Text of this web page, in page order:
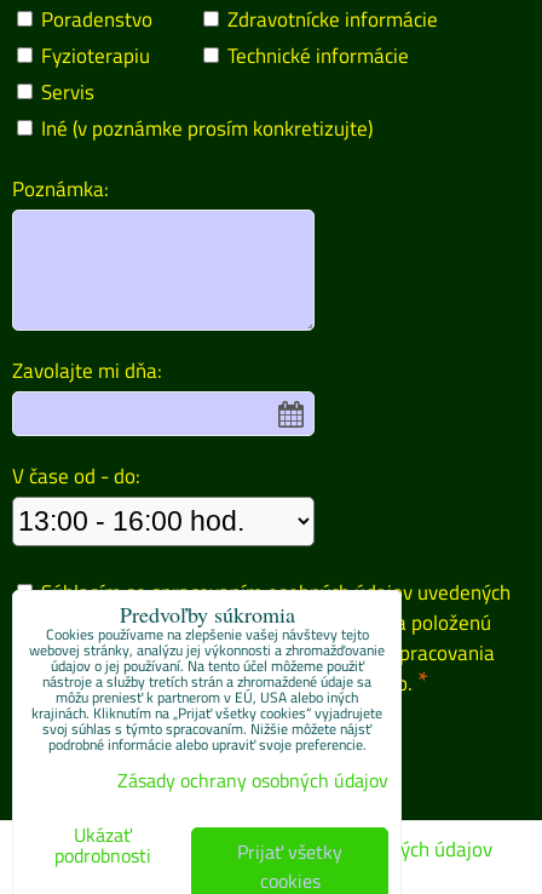
Poradenstvo
Zdravotnícke informácie
Fyzioterapiu
Technické informácie
Servis
Iné (v poznámke prosím konkretizujte)
Poznámka:
Zavolajte mi dňa:
V čase od - do:
Súhlasím so spracovaním osobných údajov uvedených
vo formulári za účelom zaslania odpovede na položenú
otázku. Oboznámil/-a som sa sozásadami spracovania
osobných údajovspoločnosti 4E progres, s.r.o. *
Odoslať
ZAVOLÁME VÁM SPÄŤ
Predvoľby súkromia
Zásady ochrany osobných údajov
Predvoľby súkromia
Cookies používame na zlepšenie vašej návštevy tejto
webovej stránky, analýzu jej výkonnosti a zhromažďovanie
údajov o jej používaní. Na tento účel môžeme použiť
nástroje a služby tretích strán a zhromaždené údaje sa
môžu preniesť k partnerom v EÚ, USA alebo iných
krajinách. Kliknutím na „Prijať všetky cookies“ vyjadrujete
svoj súhlas s týmto spracovaním. Nižšie môžete nájsť
podrobné informácie alebo upraviť svoje preferencie.
Zásady ochrany osobných údajov
Ukázať
podrobnosti
Prijať všetky
cookies